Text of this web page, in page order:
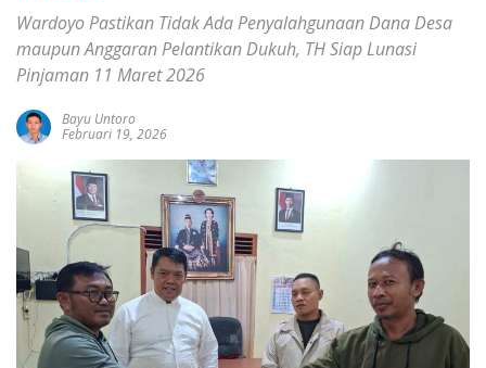
Wardoyo Pastikan Tidak Ada Penyalahgunaan Dana Desa
maupun Anggaran Pelantikan Dukuh, TH Siap Lunasi
Pinjaman 11 Maret 2026
Bayu Untoro
Februari 19, 2026